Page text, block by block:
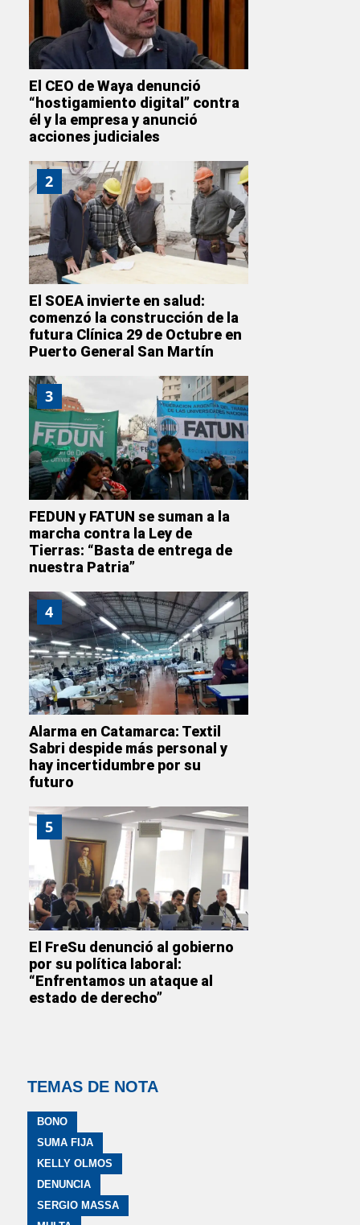
El CEO de Waya denunció
“hostigamiento digital” contra
él y la empresa y anunció
acciones judiciales
2
El SOEA invierte en salud:
comenzó la construcción de la
futura Clínica 29 de Octubre en
Puerto General San Martín
3
FEDUN y FATUN se suman a la
marcha contra la Ley de
Tierras: “Basta de entrega de
nuestra Patria”
4
Alarma en Catamarca: Textil
Sabri despide más personal y
hay incertidumbre por su
futuro
5
El FreSu denunció al gobierno
por su política laboral:
“Enfrentamos un ataque al
estado de derecho”
TEMAS DE NOTA
BONO
SUMA FIJA
KELLY OLMOS
DENUNCIA
SERGIO MASSA